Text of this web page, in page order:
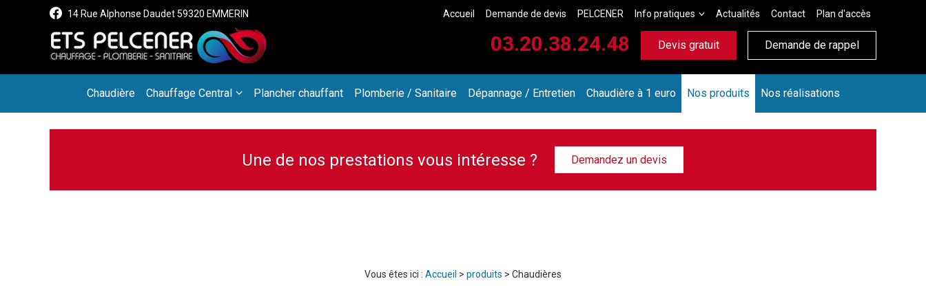
14 Rue Alphonse Daudet 59320 EMMERIN Accueil Demande de devis PELCENER Info pratiques Actualités Contact Plan d'accès
03.20.38.24.48 Devis gratuit Demande de rappel
Chaudière Chauffage Central Plancher chauffant Plomberie / Sanitaire Dépannage / Entretien Chaudière à 1 euro Nos produits Nos réalisations
Une de nos prestations vous intéresse ? Demandez un devis
Vous êtes ici : Accueil > produits > Chaudières
Panneau de gestion des cookies